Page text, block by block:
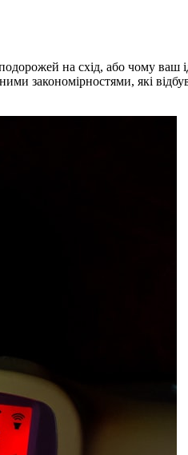
на схід, або чому ваш
закономірностями, які